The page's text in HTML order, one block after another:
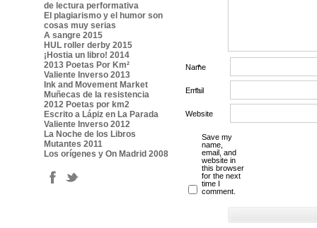
de lectura performativa
El plagiarismo y el humor son
cosas muy serias
A sangre 2015
HUL roller derby 2015
¡Hostia un libro! 2014
2013 Poetas Por Km²
Valiente Inverso 2013
Ink and Movement Market
Muñecas de la resistencia
2012 Poetas por km2
Escrito a Lápiz en La Parada
Valiente Inverso 2012
La Noche de los Libros
Mutantes 2011
Los orígenes y On Madrid 2008
Name
*
Email
*
Website
Save my
name,
email, and
website in
this browser
for the next
time I
comment.